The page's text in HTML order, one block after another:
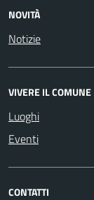
NOVITÀ
Notizie
VIVERE IL COMUNE
Luoghi
Eventi
CONTATTI